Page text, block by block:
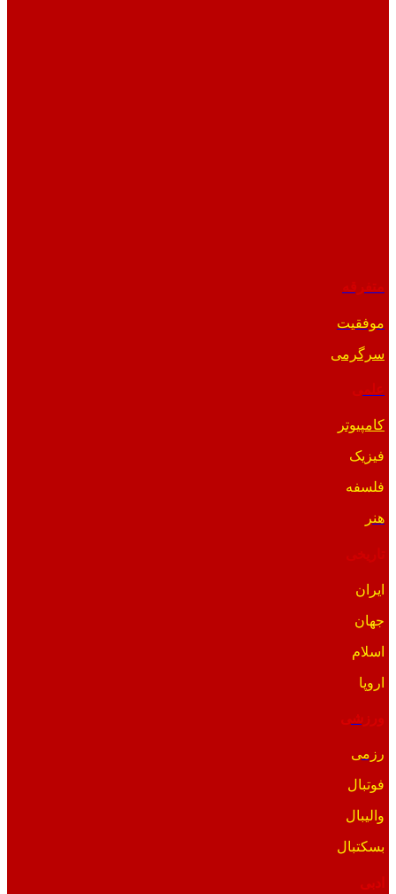
موفقیت
سرگرمی
کامپیوتر
فیزیک
فلسفه
هنر
ایران
جهان
اسلام
اروپا
ورزشی
رزمی
فوتبال
والیبال
بسکتبال
ادبی